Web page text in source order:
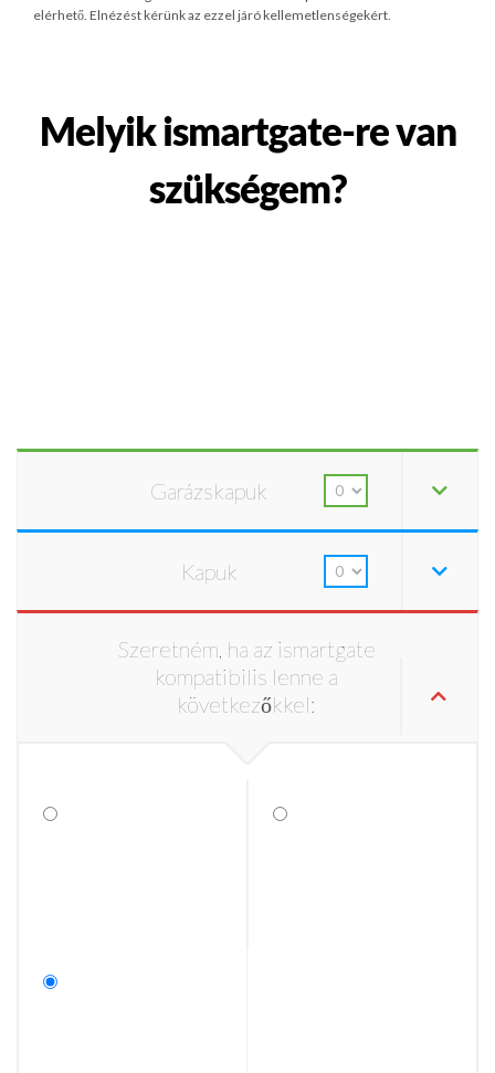
elérhető. Elnézést kérünk az ezzel járó kellemetlenségekért.
Melyik ismartgate-re van
szükségem?
Garázskapuk
Kapuk
Szeretném, ha az ismartgate
kompatibilis lenne a
következőkkel: